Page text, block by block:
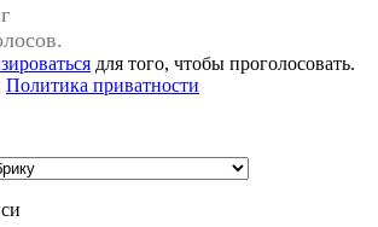
для того, чтобы проголосовать.
Политика приватности